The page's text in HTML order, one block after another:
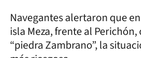
Navegantes alertaron que
isla Meza, frente al
“piedra Zambrano”, la